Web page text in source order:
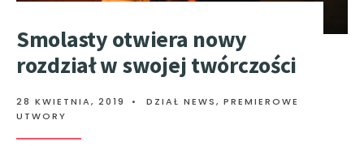
Smolasty otwiera nowy
rozdział w swojej twórczości
28 KWIETNIA, 2019 • DZIAŁ NEWS, PREMIEROWE
UTWORY